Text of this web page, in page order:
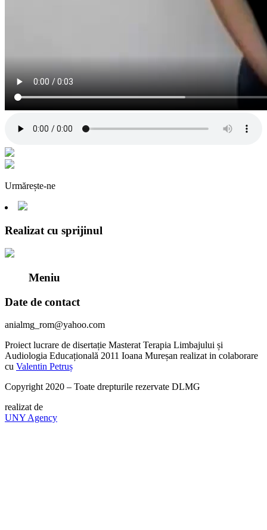
Urmărește-ne
Realizat cu sprijinul
Meniu
Date de contact
anialmg_rom@yahoo.com
Proiect lucrare de disertație Masterat Terapia Limbajului și
Audiologia Educațională 2011 Ioana Mureșan realizat in colaborare
cu Valentin Petruș
Copyright 2020 – Toate drepturile rezervate DLMG
realizat de
UNY Agency